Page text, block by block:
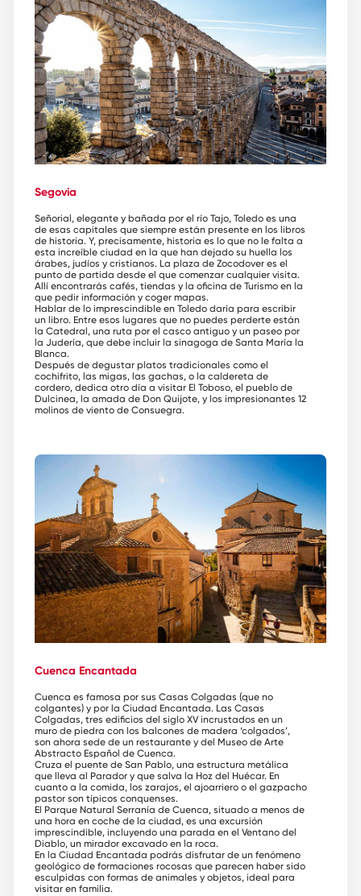
Segovia
Señorial, elegante y bañada por el río Tajo, Toledo es una
de esas capitales que siempre están presente en los libros
de historia. Y, precisamente, historia es lo que no le falta a
esta increíble ciudad en la que han dejado su huella los
árabes, judíos y cristianos. La plaza de Zocodover es el
punto de partida desde el que comenzar cualquier visita.
Allí encontrarás cafés, tiendas y la oficina de Turismo en la
que pedir información y coger mapas.
Hablar de lo imprescindible en Toledo daría para escribir
un libro. Entre esos lugares que no puedes perderte están
la Catedral, una ruta por el casco antiguo y un paseo por
la Judería, que debe incluir la sinagoga de Santa María la
Blanca.
Después de degustar platos tradicionales como el
cochifrito, las migas, las gachas, o la caldereta de
cordero, dedica otro día a visitar El Toboso, el pueblo de
Dulcinea, la amada de Don Quijote, y los impresionantes 12
molinos de viento de Consuegra.
Cuenca Encantada
Cuenca es famosa por sus Casas Colgadas (que no
colgantes) y por la Ciudad Encantada. Las Casas
Colgadas, tres edificios del siglo XV incrustados en un
muro de piedra con los balcones de madera ‘colgados’,
son ahora sede de un restaurante y del Museo de Arte
Abstracto Español de Cuenca.
Cruza el puente de San Pablo, una estructura metálica
que lleva al Parador y que salva la Hoz del Huécar. En
cuanto a la comida, los zarajos, el ajoarriero o el gazpacho
pastor son típicos conquenses.
El Parque Natural Serranía de Cuenca, situado a menos de
una hora en coche de la ciudad, es una excursión
imprescindible, incluyendo una parada en el Ventano del
Diablo, un mirador excavado en la roca.
En la Ciudad Encantada podrás disfrutar de un fenómeno
geológico de formaciones rocosas que parecen haber sido
esculpidas con formas de animales y objetos, ideal para
visitar en familia.